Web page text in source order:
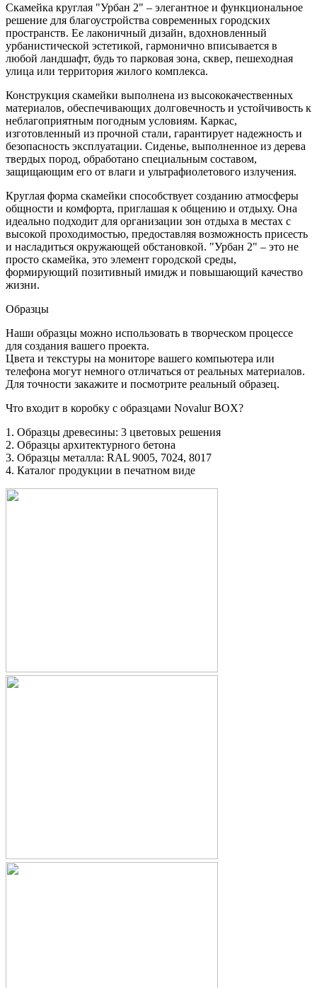
Скамейка круглая "Урбан 2" – элегантное и функциональное
решение для благоустройства современных городских
пространств. Ее лаконичный дизайн, вдохновленный
урбанистической эстетикой, гармонично вписывается в
любой ландшафт, будь то парковая зона, сквер, пешеходная
улица или территория жилого комплекса.
Конструкция скамейки выполнена из высококачественных
материалов, обеспечивающих долговечность и устойчивость к
неблагоприятным погодным условиям. Каркас,
изготовленный из прочной стали, гарантирует надежность и
безопасность эксплуатации. Сиденье, выполненное из дерева
твердых пород, обработано специальным составом,
защищающим его от влаги и ультрафиолетового излучения.
Круглая форма скамейки способствует созданию атмосферы
общности и комфорта, приглашая к общению и отдыху. Она
идеально подходит для организации зон отдыха в местах с
высокой проходимостью, предоставляя возможность присесть
и насладиться окружающей обстановкой. "Урбан 2" – это не
просто скамейка, это элемент городской среды,
формирующий позитивный имидж и повышающий качество
жизни.
Образцы
Наши образцы можно использовать в творческом процессе
для создания вашего проекта.
Цвета и текстуры на мониторе вашего компьютера или
телефона могут немного отличаться от реальных материалов.
Для точности закажите и посмотрите реальный образец.
Что входит в коробку с образцами Novalur BOX?
1. Образцы древесины: 3 цветовых решения
2. Образцы архитектурного бетона
3. Образцы металла: RAL 9005, 7024, 8017
4. Каталог продукции в печатном виде